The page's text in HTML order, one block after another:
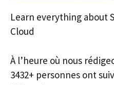
Learn everything about
Cloud
À l’heure où nous
3432+ personnes ont